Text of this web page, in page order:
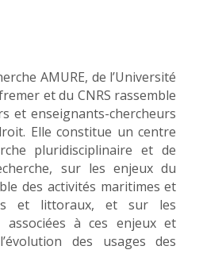
AMURE, de l’Université
et du CNRS rassemble
et enseignants-chercheurs
Elle constitue un centre
pluridisciplinaire et de
sur les enjeux du
des activités maritimes et
et littoraux, et sur les
associées à ces enjeux et
des usages des